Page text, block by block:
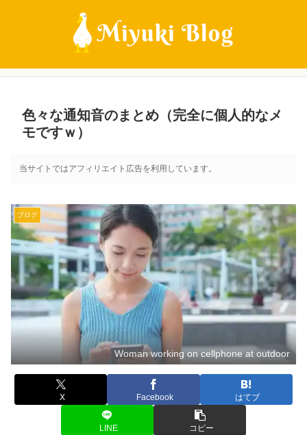
色々な通知音のまとめ（完全に個人的なメ
モですｗ）
当サイトではアフィリエイト広告を利用しています。
ブログ
Woman working on cellphone at outdoor
X Facebook はてブ
LINE コピー